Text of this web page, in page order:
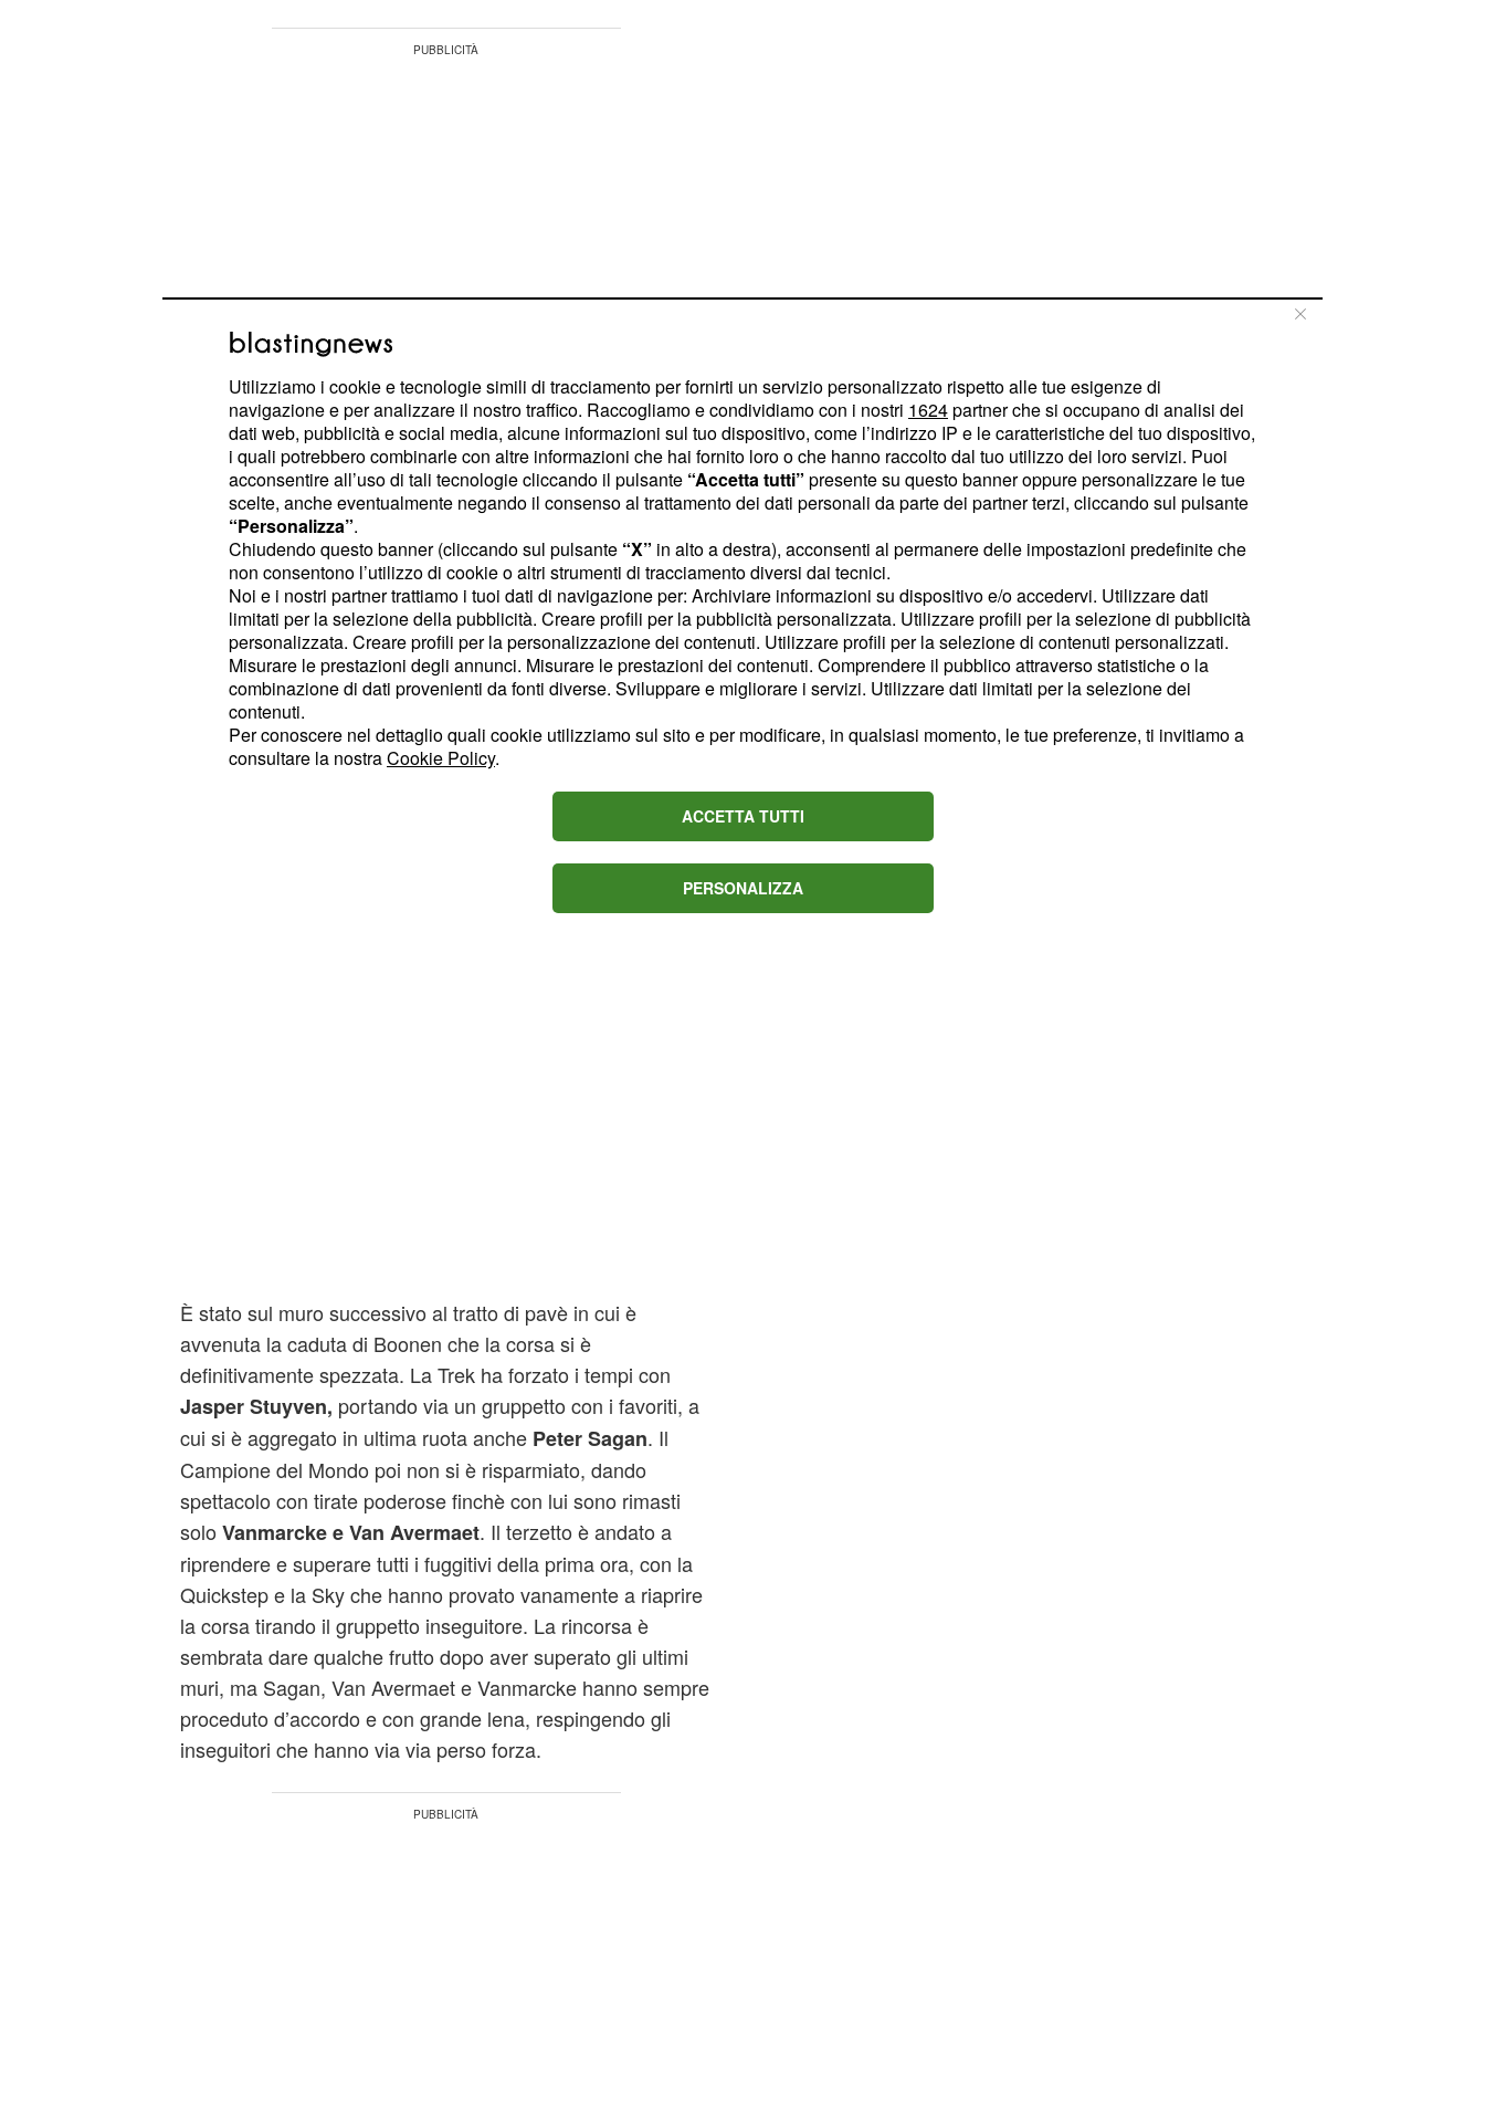
Il campione fiammingo è caduto una prima volta nelle fasi
iniziali, riprendendo senza problemi, e poi una seconda
quando mancavano 62 km all’arrivo. Durante il passaggio
sul tratto di pavè di Donderj, c’è stato un contatto nelle
prime posizioni del gruppo che ha causato una maxicaduta.
Sono finiti per terra anche Boonen e Kristoff, e per tutti e
due la corsa per la vittoria è finita così. I due campioni
hanno apparentemente riportato solo delle escoriazioni, ma
con la corsa ormai lanciatissima non è stato possibile
rientrare nel vivo della contesa.
Sagan dà spettacolo
Bagdonas, Jules, Teunissen, Van Goethem e Van Hecke,
iniziata dopo una prima ora pedalata a tutta velocità.
È stato sul muro successivo al tratto di pavè in cui è
avvenuta la caduta di Boonen che la corsa si è
definitivamente spezzata. La Trek ha forzato i tempi con
Jasper Stuyven, portando via un gruppetto con i favoriti, a
cui si è aggregato in ultima ruota anche Peter Sagan. Il
Campione del Mondo poi non si è risparmiato, dando
spettacolo con tirate poderose finchè con lui sono rimasti
solo Vanmarcke e Van Avermaet. Il terzetto è andato a
riprendere e superare tutti i fuggitivi della prima ora, con la
Quickstep e la Sky che hanno provato vanamente a riaprire
la corsa tirando il gruppetto inseguitore. La rincorsa è
sembrata dare qualche frutto dopo aver superato gli ultimi
muri, ma Sagan, Van Avermaet e Vanmarcke hanno sempre
proceduto d’accordo e con grande lena, respingendo gli
inseguitori che hanno via via perso forza.
Utilizziamo i cookie e tecnologie simili di tracciamento per fornirti un servizio personalizzato rispetto alle tue esigenze di
navigazione e per analizzare il nostro traffico. Raccogliamo e condividiamo con i nostri 1624partner che si occupano di analisi dei
dati web, pubblicità e social media, alcune informazioni sul tuo dispositivo, come l’indirizzo IP e le caratteristiche del tuo dispositivo,
i quali potrebbero combinarle con altre informazioni che hai fornito loro o che hanno raccolto dal tuo utilizzo dei loro servizi. Puoi
acconsentire all’uso di tali tecnologie cliccando il pulsante “Accetta tutti” presente su questo banner oppure personalizzare le tue
scelte, anche eventualmente negando il consenso al trattamento dei dati personali da parte dei partner terzi, cliccando sul pulsante
“Personalizza”.
Chiudendo questo banner (cliccando sul pulsante “X” in alto a destra), acconsenti al permanere delle impostazioni predefinite che
non consentono l’utilizzo di cookie o altri strumenti di tracciamento diversi dai tecnici.
Noi e i nostri partner trattiamo i tuoi dati di navigazione per: Archiviare informazioni su dispositivo e/o accedervi. Utilizzare dati
limitati per la selezione della pubblicità. Creare profili per la pubblicità personalizzata. Utilizzare profili per la selezione di pubblicità
personalizzata. Creare profili per la personalizzazione dei contenuti. Utilizzare profili per la selezione di contenuti personalizzati.
Misurare le prestazioni degli annunci. Misurare le prestazioni dei contenuti. Comprendere il pubblico attraverso statistiche o la
combinazione di dati provenienti da fonti diverse. Sviluppare e migliorare i servizi. Utilizzare dati limitati per la selezione dei
contenuti.
Per conoscere nel dettaglio quali cookie utilizziamo sul sito e per modificare, in qualsiasi momento, le tue preferenze, ti invitiamo a
consultare la nostraCookie Policy.
ACCETTA TUTTI
PERSONALIZZA